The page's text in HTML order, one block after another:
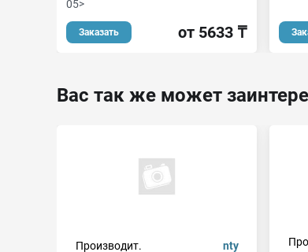
05>
Заказать от 5633 ₸
Вас так же может
Производит.
nty